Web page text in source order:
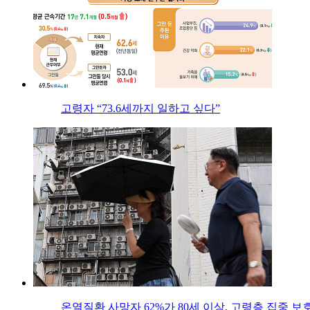
고령자 “73.6세까지 일하고 싶다”
온열질환 사망자 62%가 80세 이상, 고령층 집중 보